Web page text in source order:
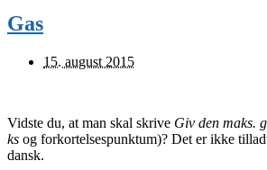
Gas
15. august 2015
Vidste du, at man skal skrive Giv den maks.
ks og forkortelsespunktum)? Det er ikke
dansk.